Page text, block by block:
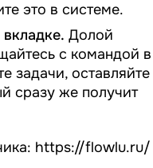
это в системе.
Долой
с командой в
задачи, оставляйте
сразу же получит
https://flowlu.ru/